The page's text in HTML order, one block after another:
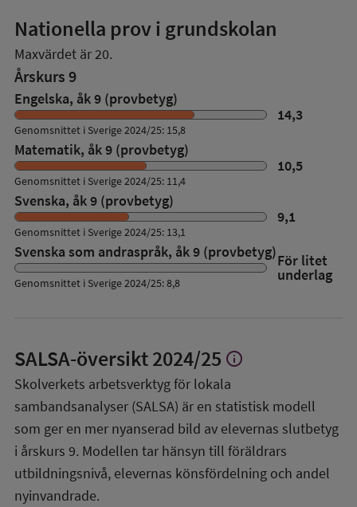
Nationella prov i grundskolan
Maxvärdet är 20.
Årskurs 9
Engelska, åk 9 (provbetyg)
14,3
Genomsnittet i Sverige 2024/25: 15,8
Matematik, åk 9 (provbetyg)
10,5
Genomsnittet i Sverige 2024/25: 11,4
Svenska, åk 9 (provbetyg)
9,1
Genomsnittet i Sverige 2024/25: 13,1
Svenska som andraspråk, åk 9 (provbetyg)För litet
underlag
Genomsnittet i Sverige 2024/25: 8,8
SALSA-översikt2024/25 Visa
om
SALSA-
översikt
info
Skolverkets arbetsverktyg för lokala
sambandsanalyser (SALSA) är en statistisk modell
som ger en mer nyanserad bild av elevernas slutbetyg
i årskurs 9. Modellen tar hänsyn till föräldrars
utbildningsnivå, elevernas könsfördelning och andel
nyinvandrade.